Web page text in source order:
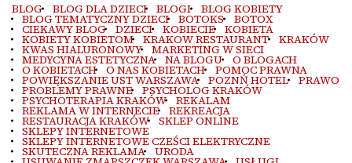
BLOG BLOG DLA DZIECI BLOGI BLOG KOBIETY
BLOG TEMATYCZNY DZIECI BOTOKS BOTOX
CIEKAWY BLOG DZIECI KOBIECIE KOBIETA
KOBIETY KOBIETOM KRAKOW RESTAURANT KRAKÓW
KWAS HIALURONOWY MARKETING W SIECI
MEDYCYNA ESTETYCZNA NA BLOGU O BLOGACH
O KOBIETACH O NAS KOBIETACH POMOC PRAWNA
POWIĘKSZANIE UST WARSZAWA POZNŃ HOTEL PRAWO
PROBLEMY PRAWNE PSYCHOLOG KRAKÓW
PSYCHOTERAPIA KRAKÓW REKALAM
REKLAMA W INTERNECIE REKREACJA
RESTAURACJA KRAKÓW SKLEP ONLINE
SKLEPY INTERNETOWE
SKLEPY INTERNETOWE CZEŚCI ELEKTRYCZNE
SKUTECZNA REKLAMA URODA